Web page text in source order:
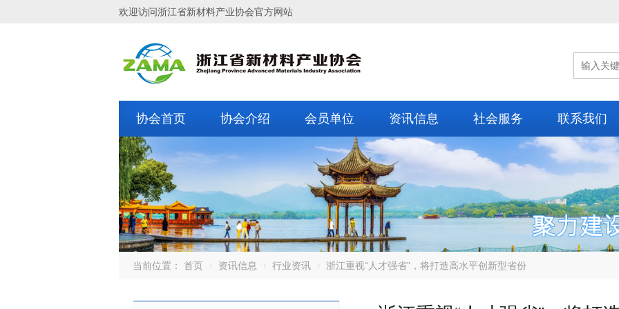
欢迎访问浙江省新材料产业协会官方网站
协会首页 协会介绍 会员单位 资讯信息 社会服务 联系我们
当前位置： 首页 资讯信息 行业资讯 浙江重视“人才强省”，将打造高水平创新型省份